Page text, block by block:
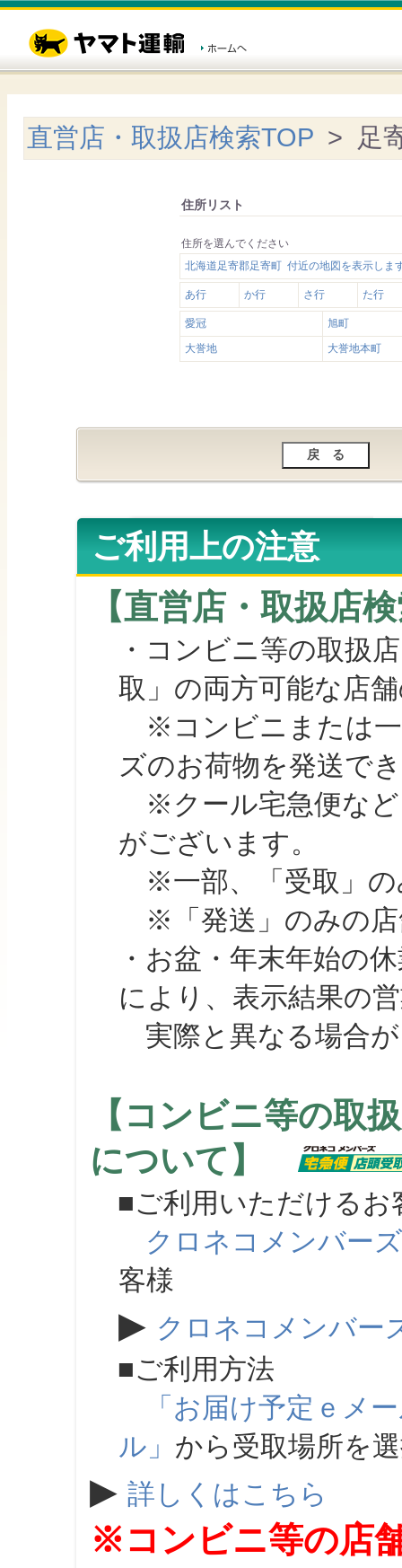
直営店・取扱店検索TOP > 足
住所リスト
住所を選んでください
北海道足寄郡足寄町 付近の地図を表示しま
あ行 か行 さ行 た行
愛冠
旭町
大誉地
大誉地本町
ご利用上の注意
【直営店・取扱店
・コンビニ等の取扱
取」の両方可能な店
※コンビニまたは一
ズのお荷物を発送で
※クール宅急便など
がございます。
※一部、「受取」の
※「発送」のみの店
・お盆・年末年始の
により、表示結果の
実際と異なる場合が
【コンビニ等の取
について】
■ご利用いただけるお
クロネコメンバーズ
客様
▶ クロネコメンバー
■ご利用方法
「お届け予定ｅメ
ル」 から受取場所を
▶ 詳しくはこちら
※コンビニ等の店